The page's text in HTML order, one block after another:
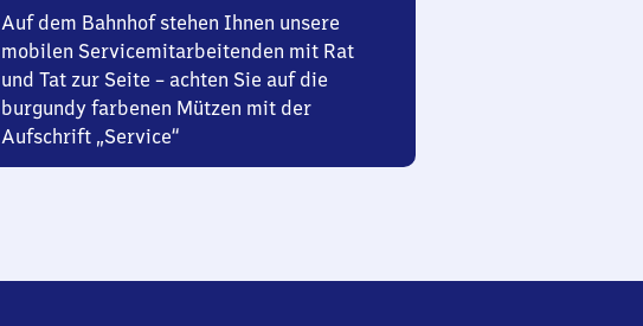
Auf dem Bahnhof stehen Ihnen unsere
mobilen Servicemitarbeitenden mit Rat
und Tat zur Seite – achten Sie auf die
burgundy farbenen Mützen mit der
Aufschrift „Service“